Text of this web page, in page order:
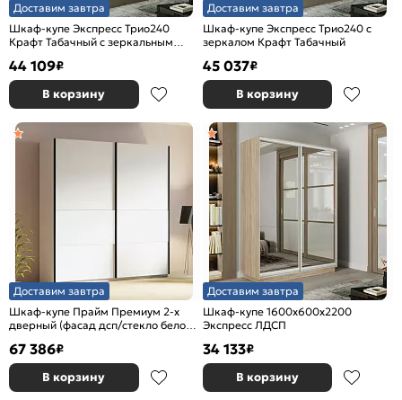
Доставим завтра
Шкаф-купе Экспресс Трио240
Крафт Табачный с зеркальным
44 109₽
В корзину
Доставим завтра
Шкаф-купе Экспресс Трио240 с
зеркалом Крафт Табачный
45 037₽
В корзину
Доставим завтра
Шкаф-купе Прайм Премиум 2-х
дверный (фасад дсп/стекло белое)
67 386₽
В корзину
Доставим завтра
Шкаф-купе 1600x600x2200
Экспресс ЛДСП
34 133₽
В корзину